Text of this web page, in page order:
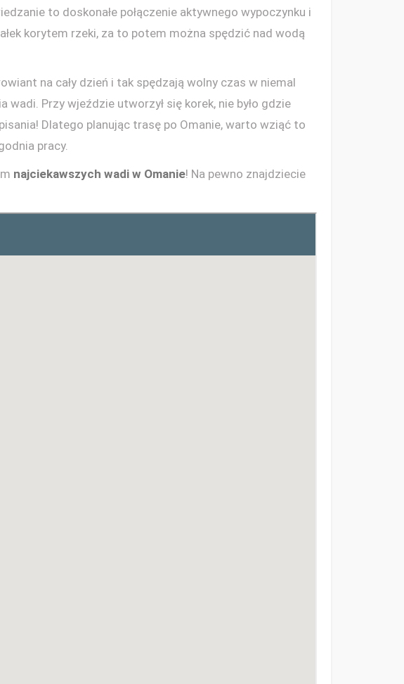
to doskonałe połączenie aktywnego wypoczynku i
korytem rzeki, za to potem można spędzić nad wodą
na cały dzień i tak spędzają wolny czas w niemal
Przy wjeździe utworzył się korek, nie było gdzie
Dlatego planując trasę po Omanie, warto wziąć to
pracy.
najciekawszych wadi w Omanie! Na pewno znajdziecie